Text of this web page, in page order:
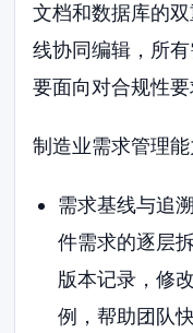
文档和数据库的
线协同编辑，所
要面向对合规性要
制造业需求管理能
需求基线与追
件需求的逐层
版本记录，修
例，帮助团队